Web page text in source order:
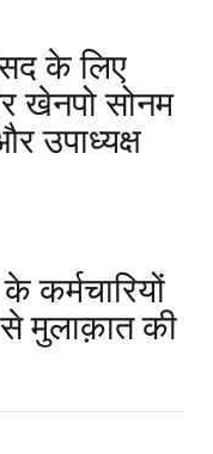
के लिए
खेनपो सोनम
उपाध्यक्ष
कर्मचारियों
मुलाक़ात की